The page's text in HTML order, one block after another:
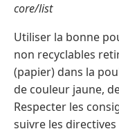
core/list
Utiliser la bonne
non recyclables
(papier) dans la
de couleur jaune,
Respecter les
suivre les